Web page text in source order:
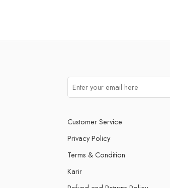
Customer Service
Privacy Policy
Terms & Condition
Karir